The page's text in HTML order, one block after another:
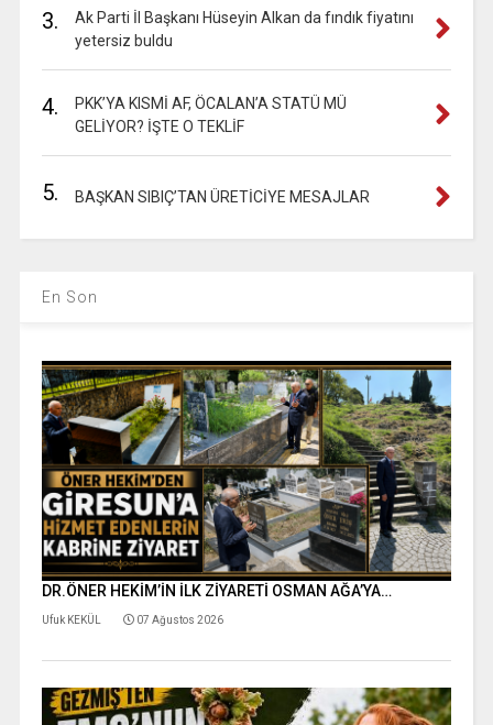
3.
Ak Parti İl Başkanı Hüseyin Alkan da fındık fiyatını
yetersiz buldu
4.
PKK’YA KISMİ AF, ÖCALAN’A STATÜ MÜ
GELİYOR? İŞTE O TEKLİF
5. BAŞKAN SIBIÇ’TAN ÜRETİCİYE MESAJLAR
En Son
DR.ÖNER HEKİM’İN İLK ZİYARETİ OSMAN AĞA’YA…
Ufuk KEKÜL 07 Ağustos 2026